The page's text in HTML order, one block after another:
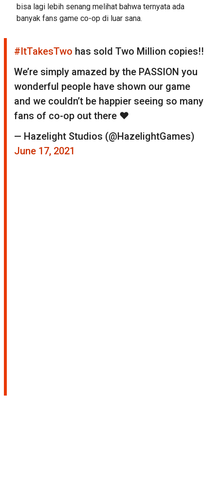
bisa lagi lebih senang melihat bahwa ternyata ada
banyak fans game co-op di luar sana.
#ItTakesTwo has sold Two Million copies!!
We’re simply amazed by the PASSION you
wonderful people have shown our game
and we couldn’t be happier seeing so many
fans of co-op out there ❤️
— Hazelight Studios (@HazelightGames)
June 17, 2021